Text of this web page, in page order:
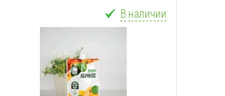
В наличии